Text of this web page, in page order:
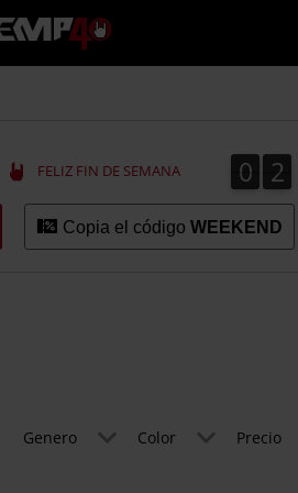
EMP
-
Música,
Merch
Ropa
Alternativa
FELIZ FIN DE SEMANA 0
0 2
2
Copia el código WEEKEND
Genero Color Precio